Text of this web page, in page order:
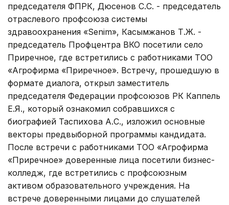
председателя ФПРК, Дюсенов С.С. - председатель
отраслевого профсоюза системы
здравоохранения «Senim», Касымжанов Т.Ж. -
председатель Профцентра ВКО посетили село
Приречное, где встретились с работниками ТОО
«Агрофирма «Приречное». Встречу, прошедшую в
формате диалога, открыл заместитель
председателя Федерации профсоюзов РК Каппель
Е.Я., который ознакомил собравшихся с
биографией Таспихова А.С., изложил основные
векторы предвыборной программы кандидата.
После встречи с работниками ТОО «Агрофирма
«Приречное» доверенные лица посетили бизнес-
колледж, где встретились с профсоюзным
активом образовательного учреждения. На
встрече доверенными лицами до слушателей